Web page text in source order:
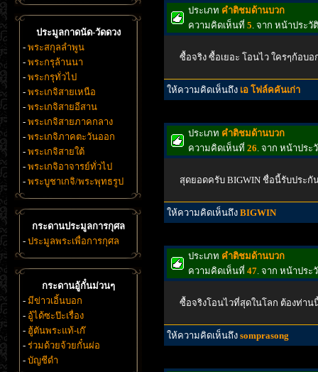
ประมูลกาดนัด-วัดดวง
- พระสกุลลำพูน
- พระกรุล้านนา
- พระกรุทั่วไป
- พระเกจิสายเหนือ
- พระเกจิสายอีสาน
- พระเกจิสายภาคกลาง
- พระเกจิภาคตะวันออก
- พระเกจิสายใต้
- พระเกจิอาจารย์ทั่วไป
- พระบูชาเกจิ/พระพุทธรูป
กระดานประมูลการกุศล
- ประมูลพระเพื่อการกุศล
กระดานอู้กั๋นม่วนๆ
- มีข่าวเอิ้นบอก
- อู้ได้ซะป๊ะเรื่อง
- ฮู้ตันพระแท้-เก๊
- ร่วมด้วยจ้วยกั๋นผ่อ
- บัญชีดำ
ประเภท คำติชมด้านบวก
ความคิดเห็นที่ 5. จาก หน้าประวั
ซื้อจริง ซื้อเยอะ โอนไว ใครๆก้อบ
ให้ความคิดเห็นถึง เอ โฟล์คคันเก่า
ประเภท คำติชมด้านบวก
ความคิดเห็นที่ 26. จาก หน้าประ
สุดยอดครับ BIGWIN ชื่อนี้รับประกั
ให้ความคิดเห็นถึง BIGWIN
ประเภท คำติชมด้านบวก
ความคิดเห็นที่ 47. จาก หน้าประ
ซื้อจริงโอนไวที่สุดในโลก ต้องท่า
ให้ความคิดเห็นถึง somprasong